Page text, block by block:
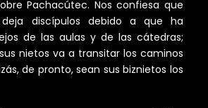
Pachacútec. Nos confiesa que
discípulos debido a que ha
de las aulas y de las cátedras;
nietos va a transitar los caminos
de pronto, sean sus biznietos los